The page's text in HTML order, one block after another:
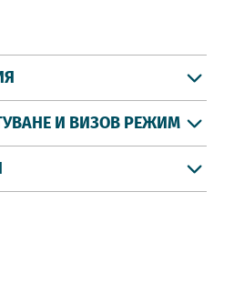
И ВИЗОВ РЕЖИМ